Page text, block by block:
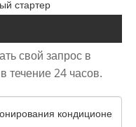
стартер
свой запрос в
24 часов.